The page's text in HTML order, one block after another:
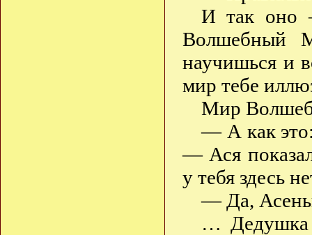
И так оно
Волшебный
научишься и
мир тебе
Мир
— А как это:
— Ася
у тебя здесь
— Да,
… Дедушка